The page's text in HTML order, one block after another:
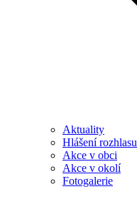
Aktuality
Hlášení rozhlasu
Akce v obci
Akce v okolí
Fotogalerie